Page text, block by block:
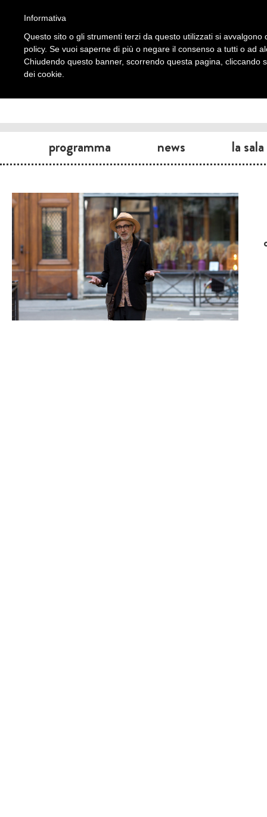
programma news la sala
Informativa
Questo sito o gli strumenti terzi da questo utilizzati si
policy. Se vuoi saperne di più o negare il consenso a tutti o ad
Chiudendo questo banner, scorrendo questa pagina, cliccando
dei cookie.